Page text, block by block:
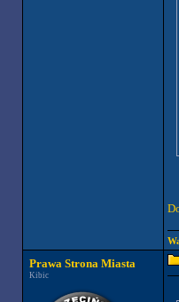
Prawa Strona Miasta
Kibic